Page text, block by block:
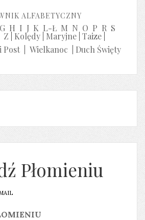
ALFABETYCZNY
G H I J K L-Ł M N O P R S
Z Kolędy Maryjne Taize
Post| Wielkanoc Duch Święty
Płomieniu